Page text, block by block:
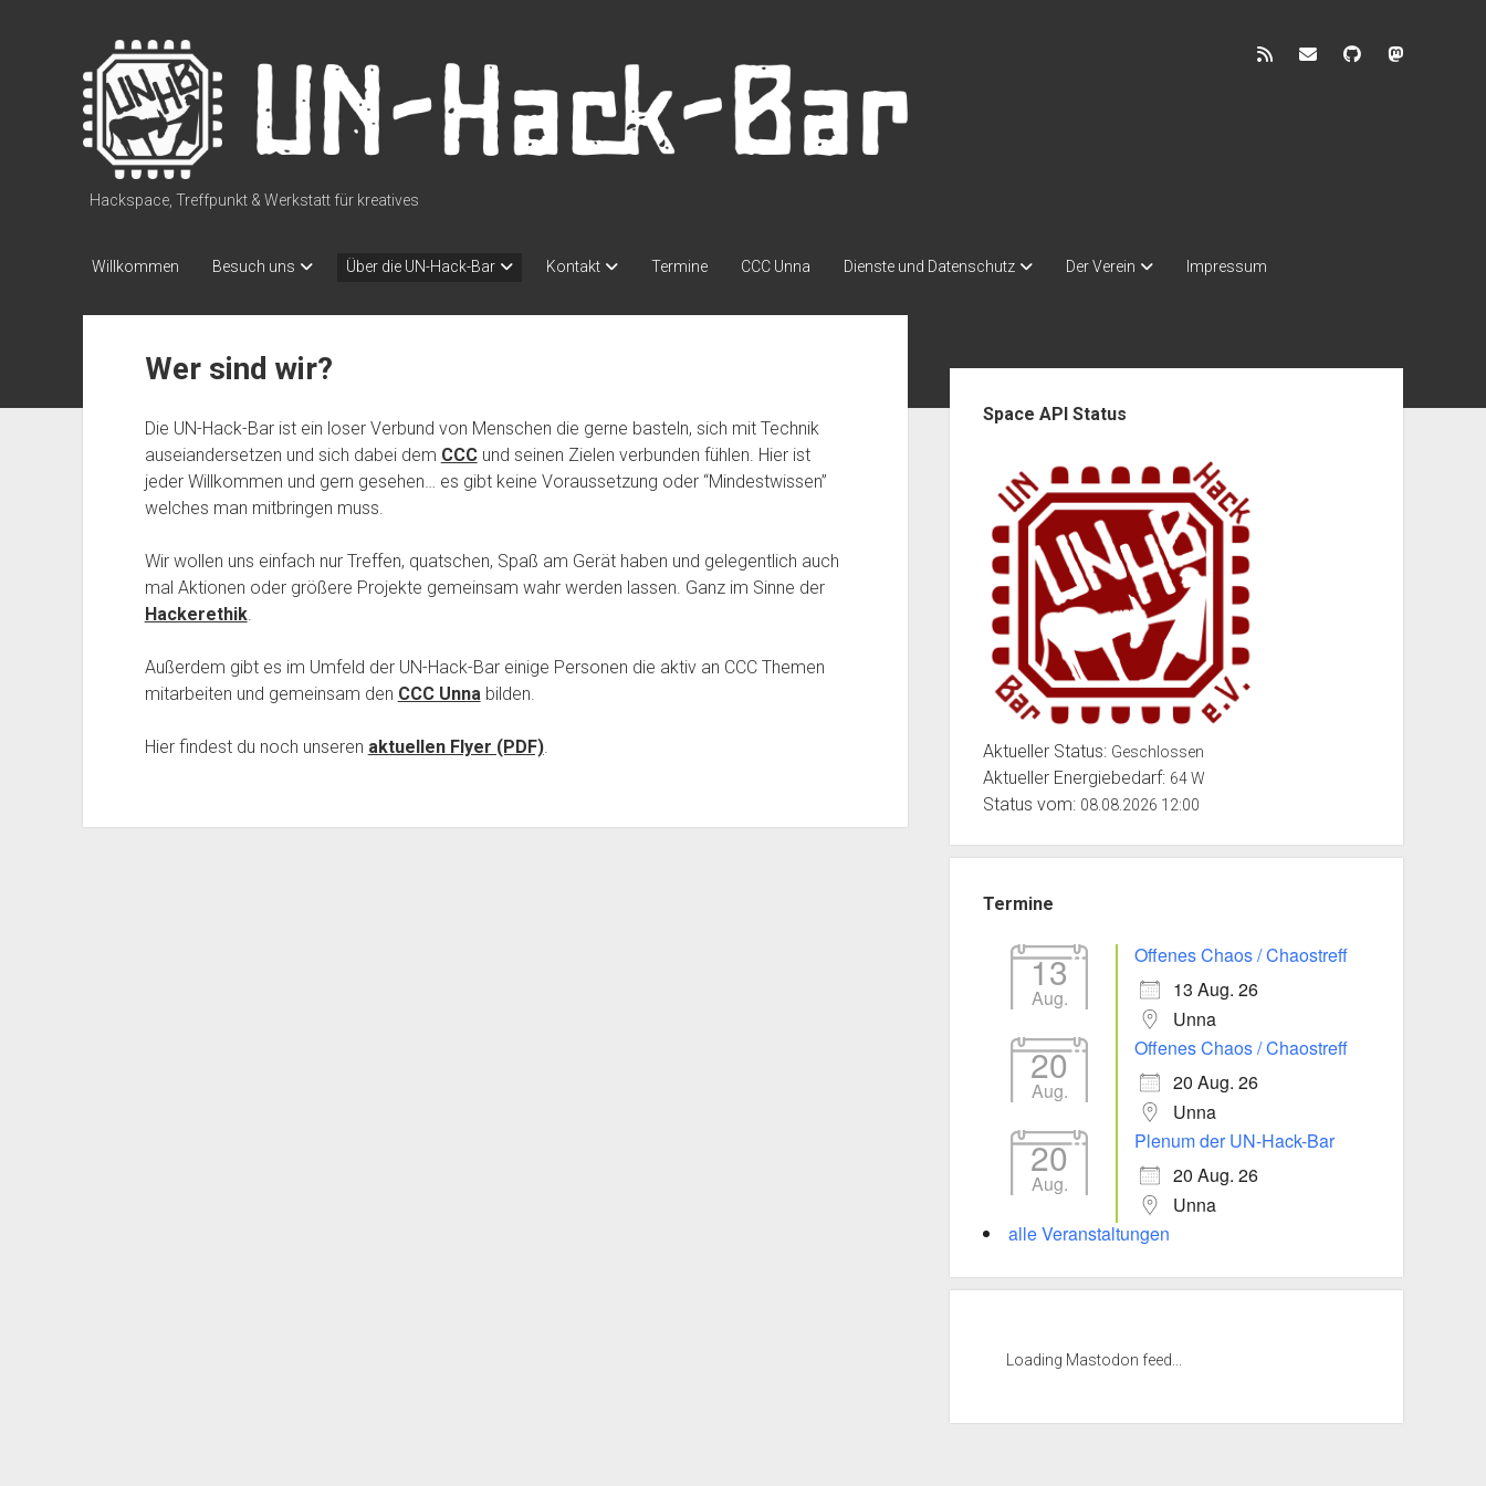
UN-
Hack-
Bar
Hackspace, Treffpunkt & Werkstatt für kreatives
discuss@lists.unhb.de
githubmastodon
Willkommen Besuch uns Über die UN-Hack-Bar Kontakt Termine CCC Unna Dienste und Datenschutz Der Verein Impressum
Wer sind wir?
Die UN-Hack-Bar ist ein loser Verbund von Menschen die gerne basteln, sich mit Technik
auseiandersetzen und sich dabei dem CCCund seinen Zielen verbunden fühlen. Hier ist
jeder Willkommen und gern gesehen… es gibt keine Voraussetzung oder “Mindestwissen”
welches man mitbringen muss.
Wir wollen uns einfach nur Treffen, quatschen, Spaß am Gerät haben und gelegentlich auch
mal Aktionen oder größere Projekte gemeinsam wahr werden lassen. Ganz im Sinne der
Hackerethik.
Außerdem gibt es im Umfeld der UN-Hack-Bar einige Personen die aktiv an CCC Themen
mitarbeiten und gemeinsam den CCC Unnabilden.
Hier findest du noch unseren aktuellen Flyer (PDF).
Space API Status
Aktueller Status: Geschlossen
Aktueller Energiebedarf: 64 W
Status vom: 08.08.2026 12:00
Termine
13
Aug.
Offenes Chaos / Chaostreff
13 Aug. 26
Unna
20
Aug.
Offenes Chaos / Chaostreff
20 Aug. 26
Unna
20
Aug.
Plenum der UN-Hack-Bar
20 Aug. 26
Unna
alle Veranstaltungen
Loading Mastodon feed...